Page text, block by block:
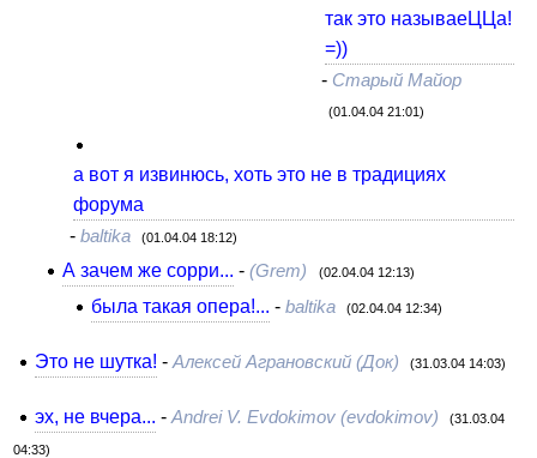
так это называеЦЦа!
=))
- Старый Майор
(01.04.04 21:01)
а вот я извинюсь, хоть это не в традициях
форума
- baltika (01.04.04 18:12)
А зачем же сорри... -(Grem) (02.04.04 12:13)
была такая опера!... - baltika (02.04.04 12:34)
Это не шутка! - Алексей Аграновский (Док) (31.03.04 14:03)
эх, не вчера... - Andrei V. Evdokimov (evdokimov) (31.03.04
04:33)